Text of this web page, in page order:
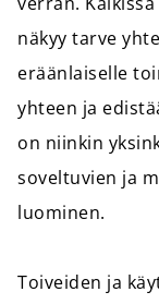
näkyy tarve
eräänlaiselle
yhteen ja
on niinkin
soveltuvien ja
luominen.
Toiveiden ja